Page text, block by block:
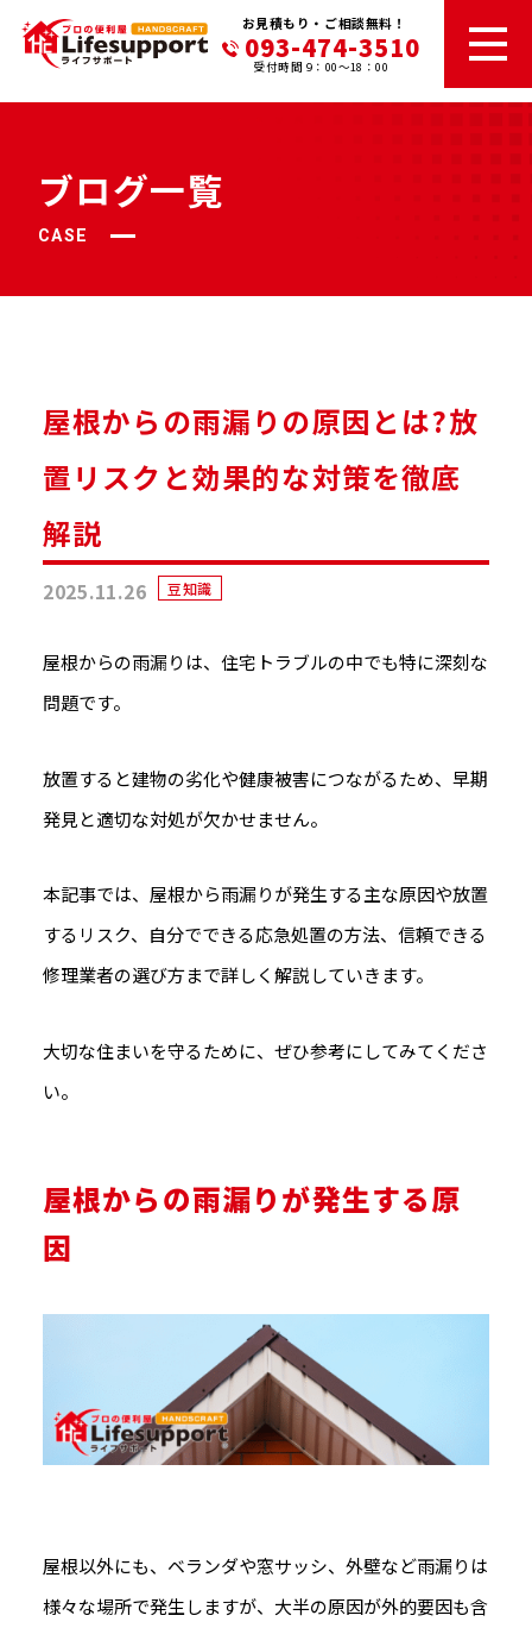
お見積もり・ご相談無料！
093-474-3510
受付時間 9：00～18：00
ブログ一覧
CASE
屋根からの雨漏りの原因とは?放
置リスクと効果的な対策を徹底
解説
2025.11.26 豆知識
屋根からの雨漏りは、住宅トラブルの中でも特に深刻な
問題です。
放置すると建物の劣化や健康被害につながるため、早期
発見と適切な対処が欠かせません。
本記事では、屋根から雨漏りが発生する主な原因や放置
するリスク、自分でできる応急処置の方法、信頼できる
修理業者の選び方まで詳しく解説していきます。
大切な住まいを守るために、ぜひ参考にしてみてくださ
い。
屋根からの雨漏りが発生する原
因
屋根以外にも、ベランダや窓サッシ、外壁など雨漏りは
様々な場所で発生しますが、大半の原因が外的要因も含